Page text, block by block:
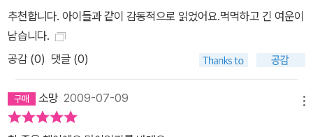
추천합니다. 아이들과 같이 감동적으로 읽었어요.먹먹하고 긴 여운이
남습니다.
공감 (0) 댓글 (0)
소망 2009-07-09